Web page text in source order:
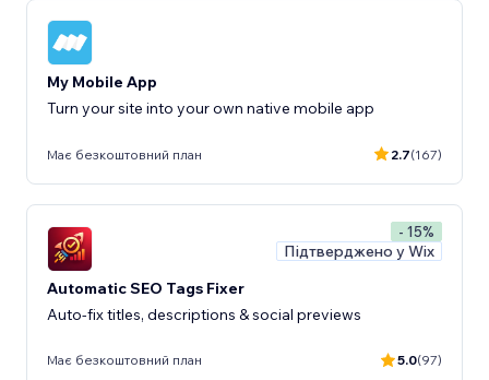
My Mobile App
Turn your site into your own native mobile app
Має безкоштовний план 2.7(167)
- 15%
Підтверджено у Wix
Automatic SEO Tags Fixer
Auto-fix titles, descriptions & social previews
Має безкоштовний план 5.0(97)